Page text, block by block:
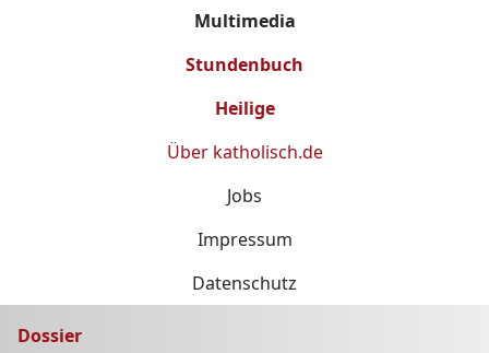
Multimedia
Stundenbuch
Heilige
Über katholisch.de
Jobs
Impressum
Datenschutz
Dossier